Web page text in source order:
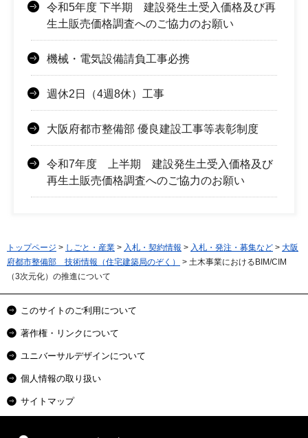
令和5年度 下半期 建設発生土受入価格及び再
生土販売価格調査へのご協力のお願い
機械・電気設備請負工事必携
週休2日（4週8休）工事
大阪府都市整備部 優良建設工事等表彰制度
令和7年度 上半期 建設発生土受入価格及び
再生土販売価格調査へのご協力のお願い
トップページ > しごと・産業 > 入札・契約情報 > 入札・発注・募集など > 大阪
府都市整備部 技術情報（住宅建築局のぞく）
> 土木事業におけるBIM/CIM
（3次元化）の推進について
このサイトのご利用について
著作権・リンクについて
ユニバーサルデザインについて
個人情報の取り扱い
サイトマップ